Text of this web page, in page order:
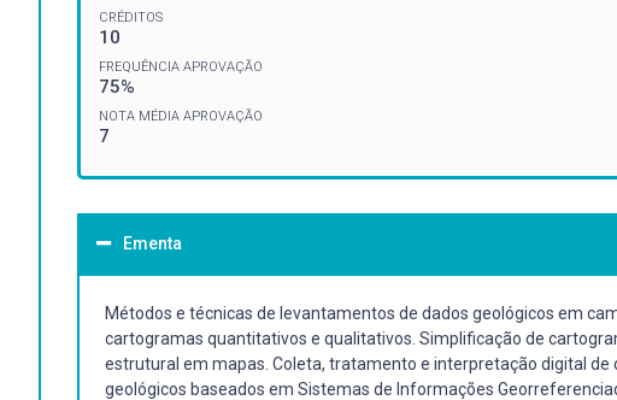
CRÉDITOS
10
FREQUÊNCIA APROVAÇÃO
75%
NOTA MÉDIA APROVAÇÃO
7
Ementa
Métodos e técnicas de levantamentos de dados geológicos em
cartogramas quantitativos e qualitativos. Simplificação de
estrutural em mapas. Coleta, tratamento e interpretação digital
geológicos baseados em Sistemas de Informações